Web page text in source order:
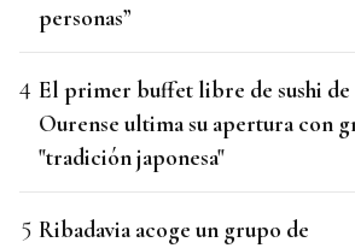
personas”
El primer buffet libre de sushi de
Ourense ultima su apertura con
"tradición japonesa"
Ribadavia acoge un grupo de